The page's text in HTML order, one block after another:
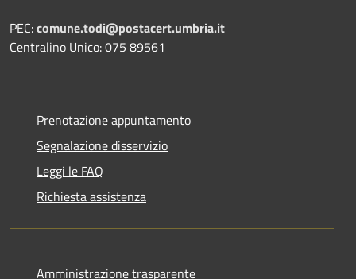
PEC:comune.todi@postacert.umbria.it
Centralino Unico: 075 89561
Prenotazione appuntamento
Segnalazione disservizio
Leggi le FAQ
Richiesta assistenza
Amministrazione trasparente